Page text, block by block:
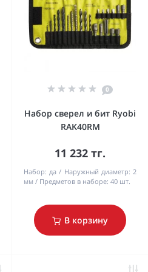
0
Набор сверел и бит Ryobi
RAK40RM
11 232 тг.
Набор: да Наружный диаметр: 2
мм
Предметов в наборе: 40 шт.
В корзину